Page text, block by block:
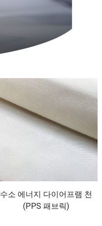
수소 에너지 다이어프램 천
(PPS 패브릭)